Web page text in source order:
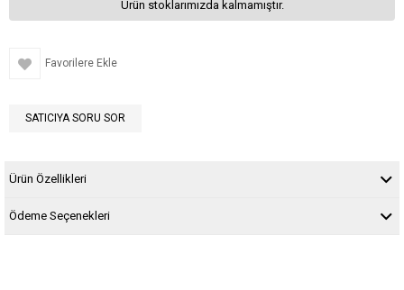
Ürün stoklarımızda kalmamıştır.
Favorilere Ekle
SATICIYA SORU SOR
Ürün Özellikleri
Ödeme Seçenekleri